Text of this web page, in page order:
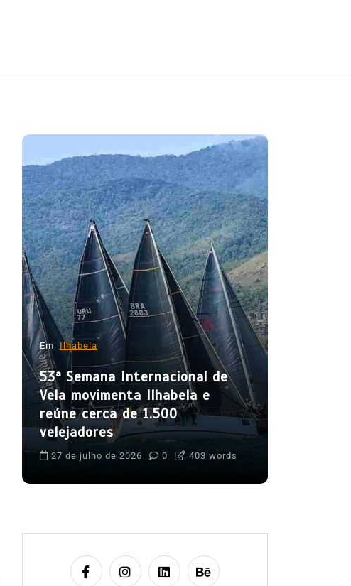
Em Ilhabela
53ª Semana Internacional de
Vela movimenta Ilhabela e
reúne cerca de 1.500
velejadores
27 de julho de 2026 0 403 words